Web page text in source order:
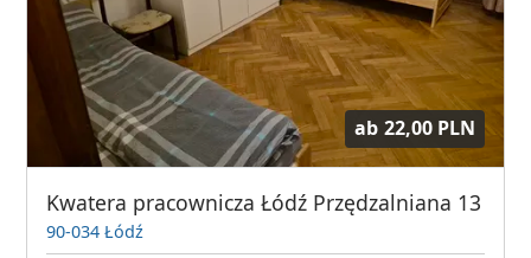
ab 22,00 PLN
Kwatera pracownicza Łódź Przędzalniana 13
90-034 Łódź